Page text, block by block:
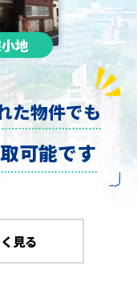
地
た物件でも
可能です
見る